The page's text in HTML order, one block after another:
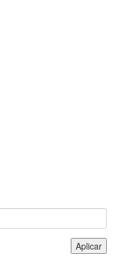
Aplicar